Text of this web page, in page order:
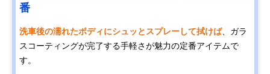
番
洗車後の濡れたボディにシュッとスプレーして拭けば、ガラ
スコーティングが完了する手軽さが魅力の定番アイテムで
す。